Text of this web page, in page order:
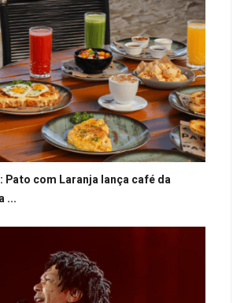
Pato com Laranja lança café da
...